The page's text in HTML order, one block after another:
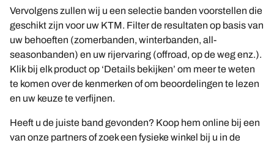
Vervolgens zullen wij u een selectie banden voorstellen die
geschikt zijn voor uw KTM. Filter de resultaten op basis van
uw behoeften (zomerbanden, winterbanden, all-
seasonbanden) en uw rijervaring (offroad, op de weg enz.).
Klik bij elk product op ‘Details bekijken’ om meer te weten
te komen over de kenmerken of om beoordelingen te lezen
en uw keuze te verfijnen.
Heeft u de juiste band gevonden? Koop hem online bij een
van onze partners of zoek een fysieke winkel bij u in de